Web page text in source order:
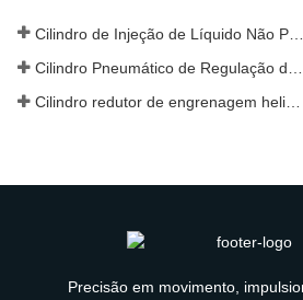
Cilindro redutor de engrenagem helicoidal de nova geração
Precisão em movimento,